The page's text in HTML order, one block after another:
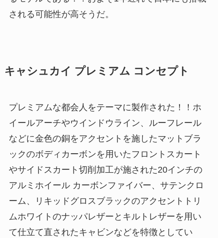
される可能性が高そうだ。
キャシュカイ プレミアム コンセプト
プレミアムな都会人をテーマに製作された！！ホ
イールアーチやウインドウライン、ルーフレール
などに金色の銅をアクセントを施したマットブラ
ックのボディカーボンを用いたフロントスカート
やサイドスカート切削加工が施された20インチの
アルミホイール カーボンファイバー、サテンクロ
ーム、リキッドグロスブラックのアクセントトリ
ムホワイトのナッパレザーとキルトレザーを用い
て仕立て直されたキャビンなどを特徴としてい